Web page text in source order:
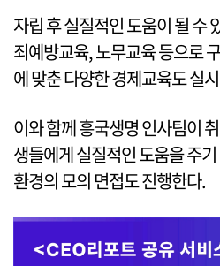
자립 후 실질적인 도움이 될 수
죄예방교육, 노무교육 등으로
에 맞춘 다양한 경제교육도 실
이와 함께 흥국생명 인사팀이
생들에게 실질적인 도움을 주
환경의 모의 면접도 진행한다.